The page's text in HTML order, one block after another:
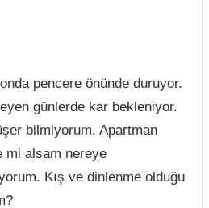
pencere önünde duruyor.
günlerde kar bekleniyor.
bilmiyorum. Apartman
mi alsam nereye
Kış ve dinlenme olduğu